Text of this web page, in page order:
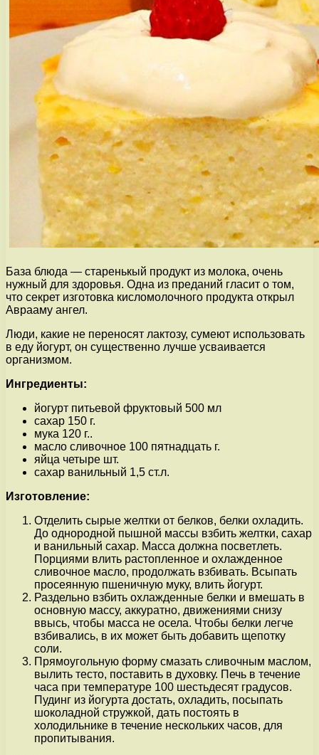
База блюда — старенькый продукт из молока, очень
нужный для здоровья. Одна из преданий гласит о том,
что секрет изготовка кисломолочного продукта открыл
Аврааму ангел.
Люди, какие не переносят лактозу, сумеют использовать
в еду йогурт, он существенно лучше усваивается
организмом.
Ингредиенты:
йогурт питьевой фруктовый 500 мл
сахар 150 г.
мука 120 г..
масло сливочное 100 пятнадцать г.
яйца четыре шт.
сахар ванильный 1,5 ст.л.
Изготовление:
Отделить сырые желтки от белков, белки охладить.
До однородной пышной массы взбить желтки, сахар
и ванильный сахар. Масса должна посветлеть.
Порциями влить растопленное и охлажденное
сливочное масло, продолжать взбивать. Всыпать
просеянную пшеничную муку, влить йогурт.
Раздельно взбить охлажденные белки и вмешать в
основную массу, аккуратно, движениями снизу
ввысь, чтобы масса не осела. Чтобы белки легче
взбивались, в их может быть добавить щепотку
соли.
Прямоугольную форму смазать сливочным маслом,
вылить тесто, поставить в духовку. Печь в течение
часа при температуре 100 шестьдесят градусов.
Пудинг из йогурта достать, охладить, посыпать
шоколадной стружкой, дать постоять в
холодильнике в течение нескольких часов, для
пропитывания.